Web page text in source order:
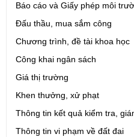
Báo cáo và Giấy phép môi
Đấu thầu, mua sắm công
Chương trình, đề tài khoa học
Công khai ngân sách
Giá thị trường
Khen thưởng, xử phạt
Thông tin kết quả kiểm tra,
Thông tin vi phạm về đất đai